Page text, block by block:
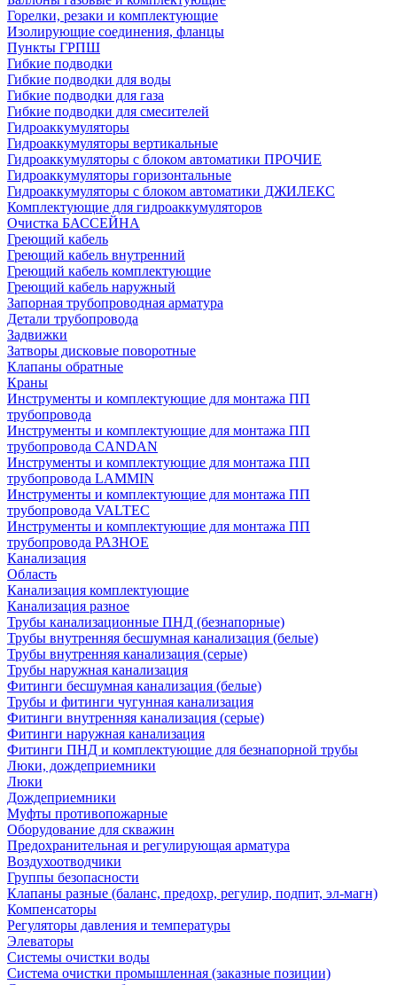
Горелки, резаки и комплектующие
Изолирующие соединения, фланцы
Пункты ГРПШ
Гибкие подводки
Гибкие подводки для воды
Гибкие подводки для газа
Гибкие подводки для смесителей
Гидроаккумуляторы
Гидроаккумуляторы вертикальные
Гидроаккумуляторы с блоком автоматики ПРОЧИЕ
Гидроаккумуляторы горизонтальные
Гидроаккумуляторы с блоком автоматики ДЖИЛЕКС
Комплектующие для гидроаккумуляторов
Очистка БАССЕЙНА
Греющий кабель
Греющий кабель внутренний
Греющий кабель комплектующие
Греющий кабель наружный
Запорная трубопроводная арматура
Детали трубопровода
Задвижки
Затворы дисковые поворотные
Клапаны обратные
Краны
Инструменты и комплектующие для монтажа ПП
трубопровода
Инструменты и комплектующие для монтажа ПП
трубопровода CANDAN
Инструменты и комплектующие для монтажа ПП
трубопровода LAMMIN
Инструменты и комплектующие для монтажа ПП
трубопровода VALTEC
Инструменты и комплектующие для монтажа ПП
трубопровода РАЗНОЕ
Канализация
Область
Канализация комплектующие
Канализация разное
Трубы канализационные ПНД (безнапорные)
Трубы внутренняя бесшумная канализация (белые)
Трубы внутренняя канализация (серые)
Трубы наружная канализация
Фитинги бесшумная канализация (белые)
Трубы и фитинги чугунная канализация
Фитинги внутренняя канализация (серые)
Фитинги наружная канализация
Фитинги ПНД и комплектующие для безнапорной трубы
Люки, дождеприемники
Люки
Дождеприемники
Муфты противопожарные
Оборудование для скважин
Предохранительная и регулирующая арматура
Воздухоотводчики
Группы безопасности
Клапаны разные (баланс, предохр, регулир, подпит, эл-магн)
Компенсаторы
Регуляторы давления и температуры
Элеваторы
Системы очистки воды
Система очистки промышленная (заказные позиции)